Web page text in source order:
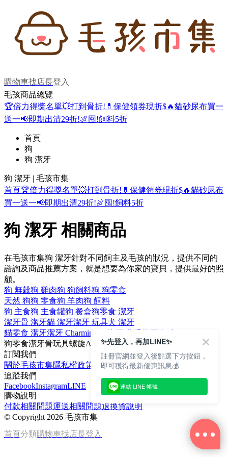
購物車找店長登入
毛孩商品總覽
🏆倍力得獎名單💥打到骨折! 💊保健領券現折$🔥貓砂尿布買一
送一📢即期出清29折!🍖囤!飼料5折
首頁
狗
狗 潔牙
狗 潔牙 | 毛孩市集
首頁🏆倍力得獎名單💥打到骨折! 💊保健領券現折$🔥貓砂尿布
買一送一📢即期出清29折!🍖囤!飼料5折
狗 潔牙 相關商品
在毛孩市集狗 潔牙針對不同飼主及毛孩的狀況，提供不同的
諮詢及商品推薦方案，就是想要為你家的寶貝，提供最好的照
顧。
狗 無穀狗 雞肉狗 狗飼料狗 狗零食
天然 狗狗 零食狗 羊肉狗 飼料
狗 主食狗 主食罐狗 餐盒狗零食 潔牙
潔牙骨 潔牙貓 潔牙潔牙 玩具犬 潔牙
貓零食 潔牙潔牙 CharmingPet
狗零食潔牙骨玩具螺旋A-Bones
訂閱我們
關於毛孩市集隱私權政策
文章
追蹤我們
FacebookInstagramLINE
購物說明
付款相關問題運送相關問題退換貨說明
© Copyright 2026 毛孩市集
首頁分類購物車找店長登入
✨先登入，再加LINE✨
註冊官網並登入後點選下方按鈕，
即可獲得最新優惠訊息💰
連結 LINE 帳號